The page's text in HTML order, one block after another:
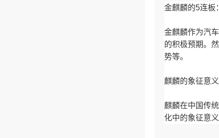
金麒麟的5连板
金麒麟作为汽
的积极预期。
势等。
麒麟的象征意
麒麟在中国传
化中的象征意